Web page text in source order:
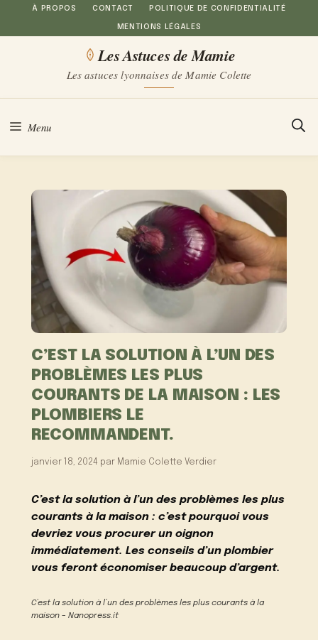
Aller
au
À PROPOS CONTACT POLITIQUE DE CONFIDENTIALITÉ
MENTIONS LÉGALES
Les Astuces de Mamie
Les astuces lyonnaises de Mamie Colette
Menu
C’EST LA SOLUTION À L’UN DES
PROBLÈMES LES PLUS
COURANTS DE LA MAISON : LES
PLOMBIERS LE
RECOMMANDENT.
janvier 18, 2024 par Mamie Colette Verdier
C’est la solution à l’un des problèmes les plus
courants à la maison : c’est pourquoi vous
devriez vous procurer un oignon
immédiatement. Les conseils d’un plombier
vous feront économiser beaucoup d’argent.
C’est la solution à l’un des problèmes les plus courants à la
maison – Nanopress.it